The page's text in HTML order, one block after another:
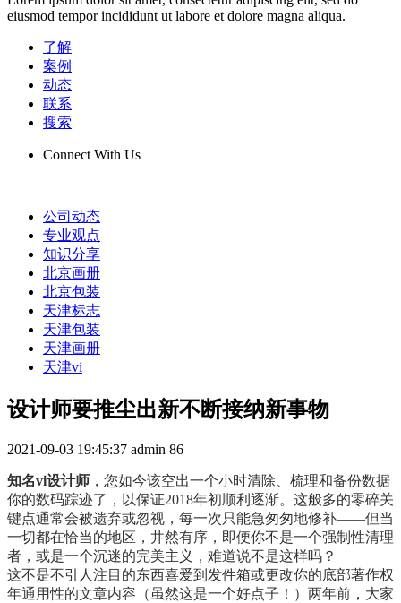
eiusmod tempor incididunt ut labore et dolore magna aliqua.
了解
案例
动态
联系
搜索
Connect With Us
公司动态
专业观点
知识分享
北京画册
北京包装
天津标志
天津包装
天津画册
天津vi
设计师要推尘出新不断接纳新事物
2021-09-03 19:45:37 admin 86
知名vi设计师 ，您如今该空出一个小时清除、梳理和备份数据
你的数码踪迹了，以保证2018年初顺利逐渐。这般多的零碎关
键点通常会被遗弃或忽视，每一次只能急匆匆地修补——但当
一切都在恰当的地区，井然有序，即便你不是一个强制性清理
者，或是一个沉迷的完美主义，难道说不是这样吗？
这不是不引人注目的东西喜爱到发件箱或更改你的底部著作权
年通用性的文章内容（虽然这是一个好点子！）两年前，大家